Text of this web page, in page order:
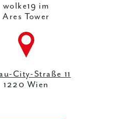
wolke19 im
Ares Tower
City-Straße 11
1220 Wien